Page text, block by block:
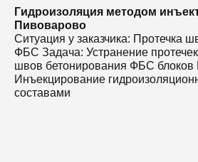
Гидроизоляция методом
Пивоварово
Ситуация у заказчика: Протечка
ФБС Задача: Устранение
швов бетонирования ФБС блоков
Инъекцирование
составами